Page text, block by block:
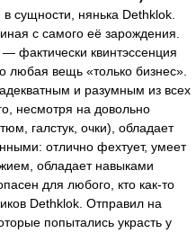
сущности, нянька Dethklok.
с самого её зарождения.
фактически квинтэссенция
любая вещь «только бизнес».
и разумным из всех
несмотря на довольно
галстук, очки), обладает
отлично фехтует, умеет
обладает навыками
для любого, кто как-то
Dethklok. Отправил на
попытались украсть у